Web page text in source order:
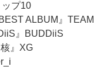
プ10
ALBUM』
』BUDDiiS
』XG